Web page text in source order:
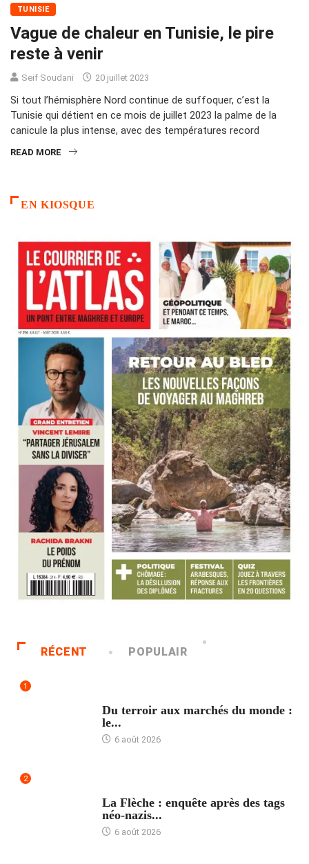
TUNISIE
Vague de chaleur en Tunisie, le pire
reste à venir
Seif Soudani 20 juillet 2023
Si tout l’hémisphère Nord continue de suffoquer, c’est la
Tunisie qui détient en ce mois de juillet 2023 la palme de la
canicule la plus intense, avec des températures record
READ MORE
EN KIOSQUE
RÉCENT POPULAIR
1
Du terroir aux marchés du monde :
le...
6 août 2026
2
La Flèche : enquête après des tags
néo-nazis...
6 août 2026